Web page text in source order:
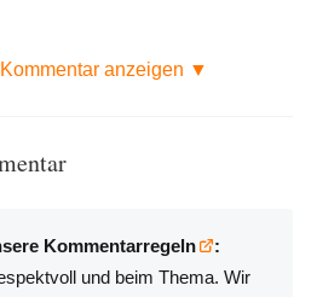
anzeigen ▼
Kommentarregeln
:
und beim Thema. Wir